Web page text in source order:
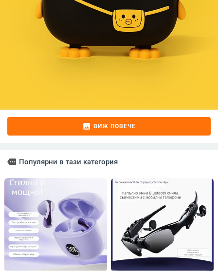
image ВИЖ ПОВЕЧЕ
more Популярни в тази категория